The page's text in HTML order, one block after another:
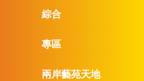
綜合
專區
兩岸藝苑天地